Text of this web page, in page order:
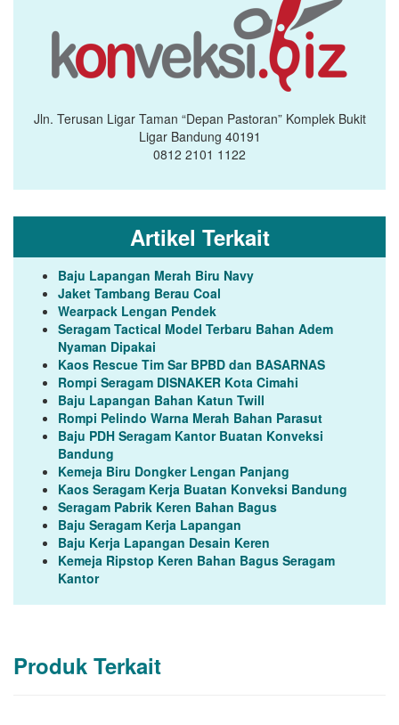
Jln. Terusan Ligar Taman “Depan Pastoran” Komplek Bukit
Ligar Bandung 40191
0812 2101 1122
Artikel Terkait
Baju Lapangan Merah Biru Navy
Jaket Tambang Berau Coal
Wearpack Lengan Pendek
Seragam Tactical Model Terbaru Bahan Adem
Nyaman Dipakai
Kaos Rescue Tim Sar BPBD dan BASARNAS
Rompi Seragam DISNAKER Kota Cimahi
Baju Lapangan Bahan Katun Twill
Rompi Pelindo Warna Merah Bahan Parasut
Baju PDH Seragam Kantor Buatan Konveksi
Bandung
Kemeja Biru Dongker Lengan Panjang
Kaos Seragam Kerja Buatan Konveksi Bandung
Seragam Pabrik Keren Bahan Bagus
Baju Seragam Kerja Lapangan
Baju Kerja Lapangan Desain Keren
Kemeja Ripstop Keren Bahan Bagus Seragam
Kantor
Produk Terkait